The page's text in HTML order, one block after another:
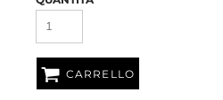
CARRELLO